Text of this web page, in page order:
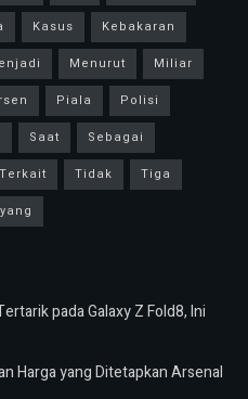
Kasus
Kebakaran
Menurut
Miliar
Piala
Polisi
Saat
Sebagai
Terkait Tidak
Tiga
yang
pada Galaxy Z Fold8, Ini
Harga yang Ditetapkan Arsenal